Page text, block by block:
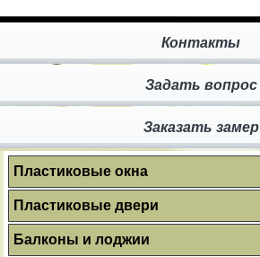
Контакты
Задать вопрос
Заказать замер
Пластиковые окна
Пластиковые двери
Балконы и лоджии